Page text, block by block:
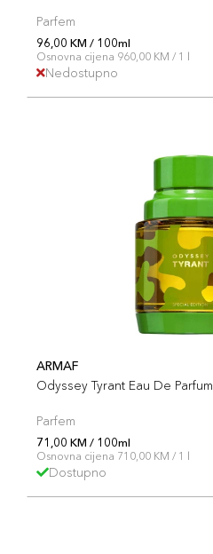
Parfem
96,00 KM / 100ml
Osnovna cijena 960,00 KM / 1 l
Nedostupno
ARMAF
Odyssey Tyrant Eau De Parfum
Parfem
71,00 KM / 100ml
Osnovna cijena 710,00 KM / 1 l
Dostupno